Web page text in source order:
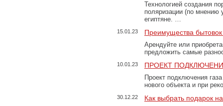
Технологией создания
поляризации (по
египтяне. …
15.01.23 Преимущества
Арендуйте или
предложить самые
10.01.23 ПРОЕКТ
Проект подключения
нового объекта и при
30.12.22 Как выбрать подарок